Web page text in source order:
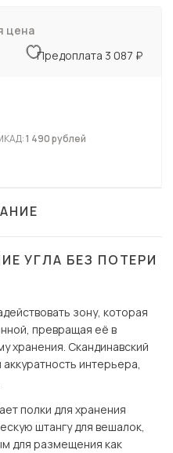
цена
Предоплата 3 087 ₽
1 490 рублей
УГЛА БЕЗ ПОТЕРИ
зону, которая
превращая её в
хранения. Скандинавский
интерьера,
полки для хранения
штангу для вешалок,
для размещения как